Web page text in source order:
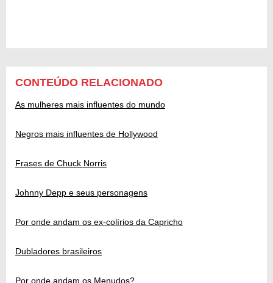
CONTEÚDO RELACIONADO
As mulheres mais influentes do mundo
Negros mais influentes de Hollywood
Frases de Chuck Norris
Johnny Depp e seus personagens
Por onde andam os ex-colírios da Capricho
Dubladores brasileiros
Por onde andam os Menudos?